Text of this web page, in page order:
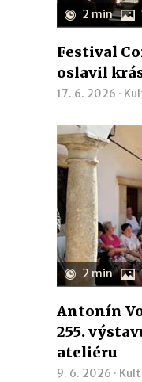
2 min
Festival
oslavil
17. 6. 2026 ·
2 min
Antonín
255.
ateliéru
9. 6. 2026 ·